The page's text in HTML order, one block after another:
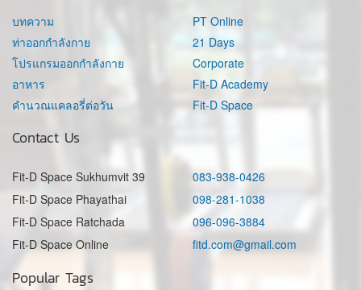
บทความ
ท่าออกกำลังกาย
โปรแกรมออกกำลังกาย
อาหาร
คำนวณแคลอรี่ต่อวัน
PT Online
21 Days
Corporate
Fit-D Academy
Fit-D Space
Contact Us
Fit-D Space Sukhumvit 39
083-938-0426
Fit-D Space Phayathai
098-281-1038
Fit-D Space Ratchada
096-096-3884
Fit-D Space Online
fitd.com@gmail.com
Popular Tags